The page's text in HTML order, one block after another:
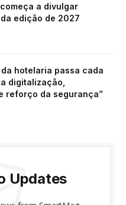
começa a divulgar
edição de 2027
da hotelaria passa cada
digitalização,
reforço da segurança”
Updates